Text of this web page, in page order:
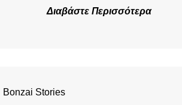
Διαβάστε Περισσότερα
Bonzai Stories